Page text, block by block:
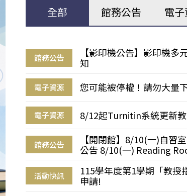
全部 館務公告 電
館務公告
【影印機公告】影印機
知
電子資源 您可能被停權！請勿大量
電子資源 8/12起Turnitin系統更新
館務公告
【開閉館】8/10(一)自習
公告 8/10(一) Reading
活動快訊
115學年度第1學期「教授
申請!